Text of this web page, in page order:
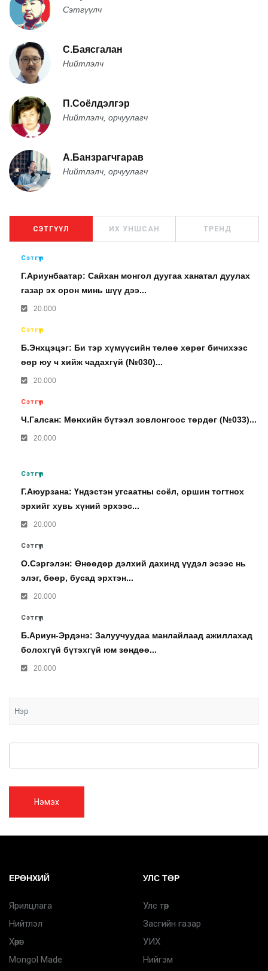
Сэтгүүлч
С.Баясгалан
Нийтлэлч
П.Соёлдэлгэр
Нийтлэлч, орчуулагч
А.Банзрагчгарав
Нийтлэлч, орчуулагч
СЭТГҮҮЛ ИХ УНШСАН ТРЕНД
Сэтгүүл
Г.Ариунбаатар: Сайхан монгол дуугаа ханатал дуулах
газар эх орон минь шүү дээ...
20.000
Сэтгүүл
Б.Энхцэцэг: Би тэр хүмүүсийн төлөө хөрөг бичихээс
өөр юу ч хийж чадахгүй (№030)...
20.000
Сэтгүүл
Ч.Галсан: Мөнхийн бүтээл зовлонгоос төрдөг (№033)...
20.000
Сэтгүүл
Г.Аюурзана: Үндэстэн угсаатны соёл, оршин тогтнох
эрхийг хувь хүний эрхээс...
20.000
Сэтгүүл
О.Сэргэлэн: Өнөөдөр дэлхий дахинд үүдэл эсээс нь
элэг, бөөр, бусад эрхтэн...
20.000
Сэтгүүл
Б.Ариун-Эрдэнэ: Залуучуудаа манлайлаад ажиллахад
болохгүй бүтэхгүй юм зөндөө...
20.000
Нэмэх
ЕРӨНХИЙ
Ярилцлага
Нийтлэл
Хөрөг
Mongol Made
УЛС ТӨР
Улс төр
Засгийн газар
УИХ
Нийгэм